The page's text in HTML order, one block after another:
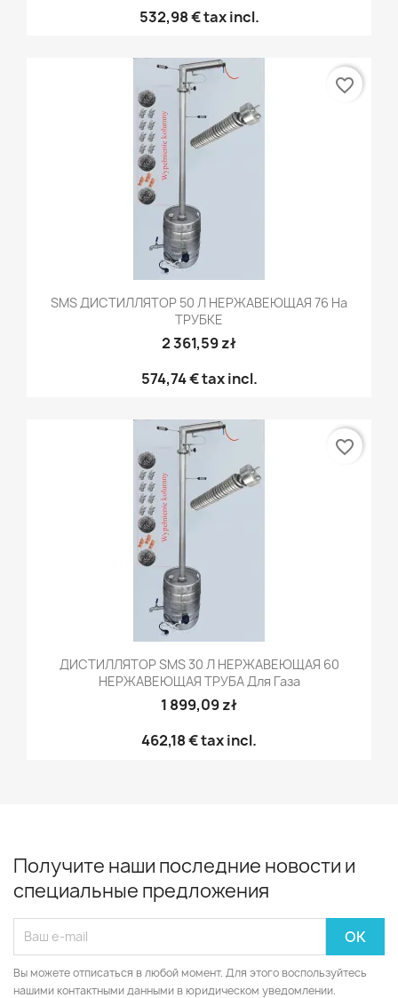
532,98 €tax incl.
SMS ДИСТИЛЛЯТОР 50 Л НЕРЖАВЕЮЩАЯ 76 На
ТРУБКЕ
2 361,59 zł
574,74 €tax incl.
favorite_border
ДИСТИЛЛЯТОР SMS 30 Л НЕРЖАВЕЮЩАЯ 60
НЕРЖАВЕЮЩАЯ ТРУБА Для Газа
1 899,09 zł
462,18 €tax incl.
favorite_border
Получите наши последние новости и
специальные предложения
Вы можете отписаться в любой момент. Для этого воспользуйтесь
нашими контактными данными в юридическом уведомлении.